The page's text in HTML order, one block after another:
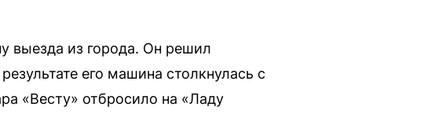
выезда из города. Он решил
его машина столкнулась с
«Весту» отбросило на «Ладу